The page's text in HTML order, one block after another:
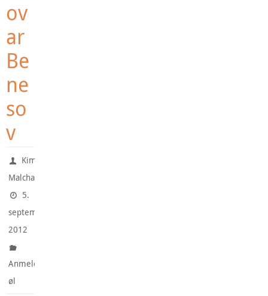
ov
ar
Be
ne
so
v
Kim
Malchau
5.
september
2012
Anmeldte
øl